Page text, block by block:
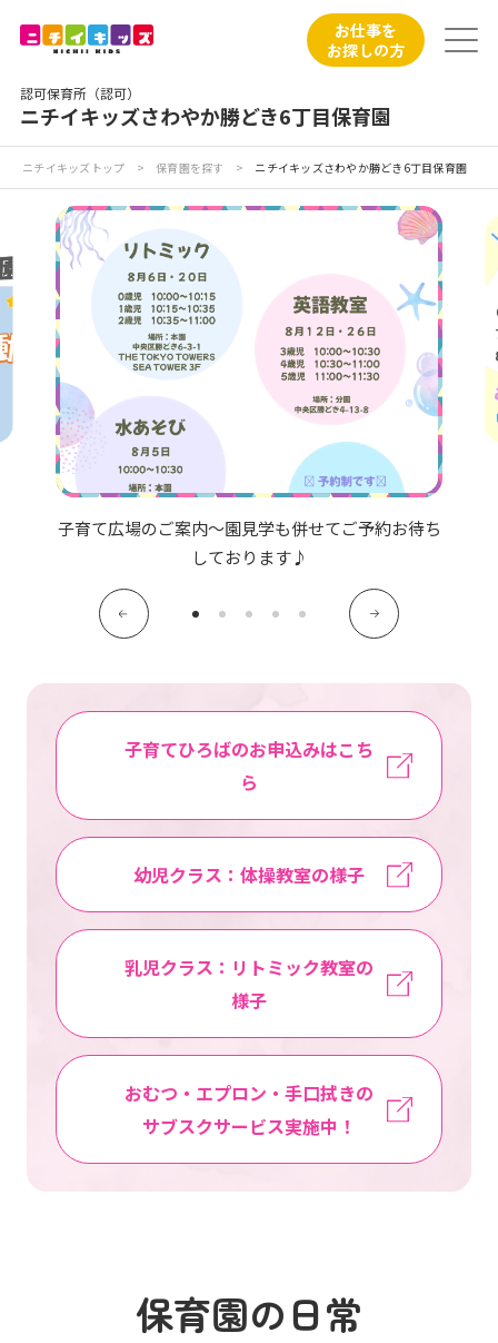
認可保育所（認可）
ニチイキッズさわやか勝どき6丁目保育園
お仕事を
お探しの方
ニチイが大切にしていること
お食事
保育園見学
入園の概要
子育てひろばのご紹介
お仕事をお探しの方
よくあるご質問
保育園に関するお問い合わせ
プライバシーポリシー サイトのご利用について
ニチイキッズトップ > 保育園を探す > ニチイキッズさわやか勝どき6丁目保育園
子育て広場のご案内～園見学も併せてご予約お待ち
しております♪
子育てひろばのお申込みはこち
ら
幼児クラス：体操教室の様子
乳児クラス：リトミック教室の
様子
おむつ・エプロン・手口拭きの
サブスクサービス実施中！
保育園の日常